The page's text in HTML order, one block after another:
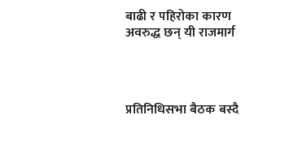
बाढी र पहिरोका कारण
अवरुद्ध छन् यी राजमार्ग
प्रतिनिधिसभा बैठक बस्दै